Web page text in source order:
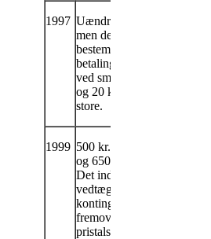
1997 Uændret 400 kr.,
men der indførtes
bestemmelse om
betaling af 10 kr.
ved små møder
og 20 kr. ved
store.
1999 500 kr. for enlige
og 650 kr. for par.
Det indførtes i
vedtægten, at
kontingentet
fremover skulle
pristalsreguleres.